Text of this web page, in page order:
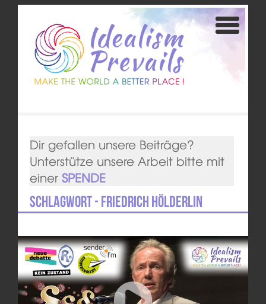
Dir gefallen unsere Beiträge?
Unterstütze unsere Arbeit bitte mit
einer SPENDE
Schlagwort - Friedrich Hölderlin